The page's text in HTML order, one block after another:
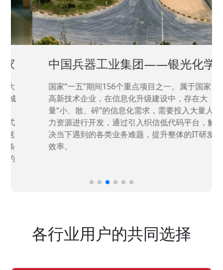
中国兵器工业集团——银光化学
国家“一五”期间156个重点项目之一。属于国家
高新技术企业，在信息化升级建设中，存在大
量“小、散、碎”的信息化需求，需要投入大量人
力资源进行开发，通过引入织信低代码平台，解
决当下遇到的各类业务难题，提升整体的IT研发
效率。
各行业用户的共同选择